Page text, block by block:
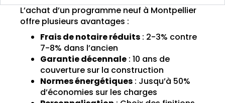
L’achat d’un programme neuf à Montpellier
offre plusieurs avantages :
Frais de notaire réduits : 2-3% contre
7-8% dans l’ancien
Garantie décennale : 10 ans de
couverture sur la construction
Normes énergétiques : Jusqu’à 50%
d’économies sur les charges